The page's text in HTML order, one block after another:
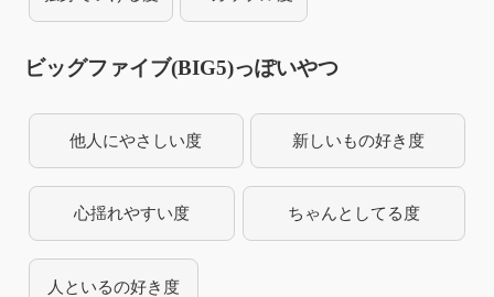
ビッグファイブ(BIG5)っぽいやつ
他人にやさしい度 新しいもの好き度
心揺れやすい度 ちゃんとしてる度
人といるの好き度